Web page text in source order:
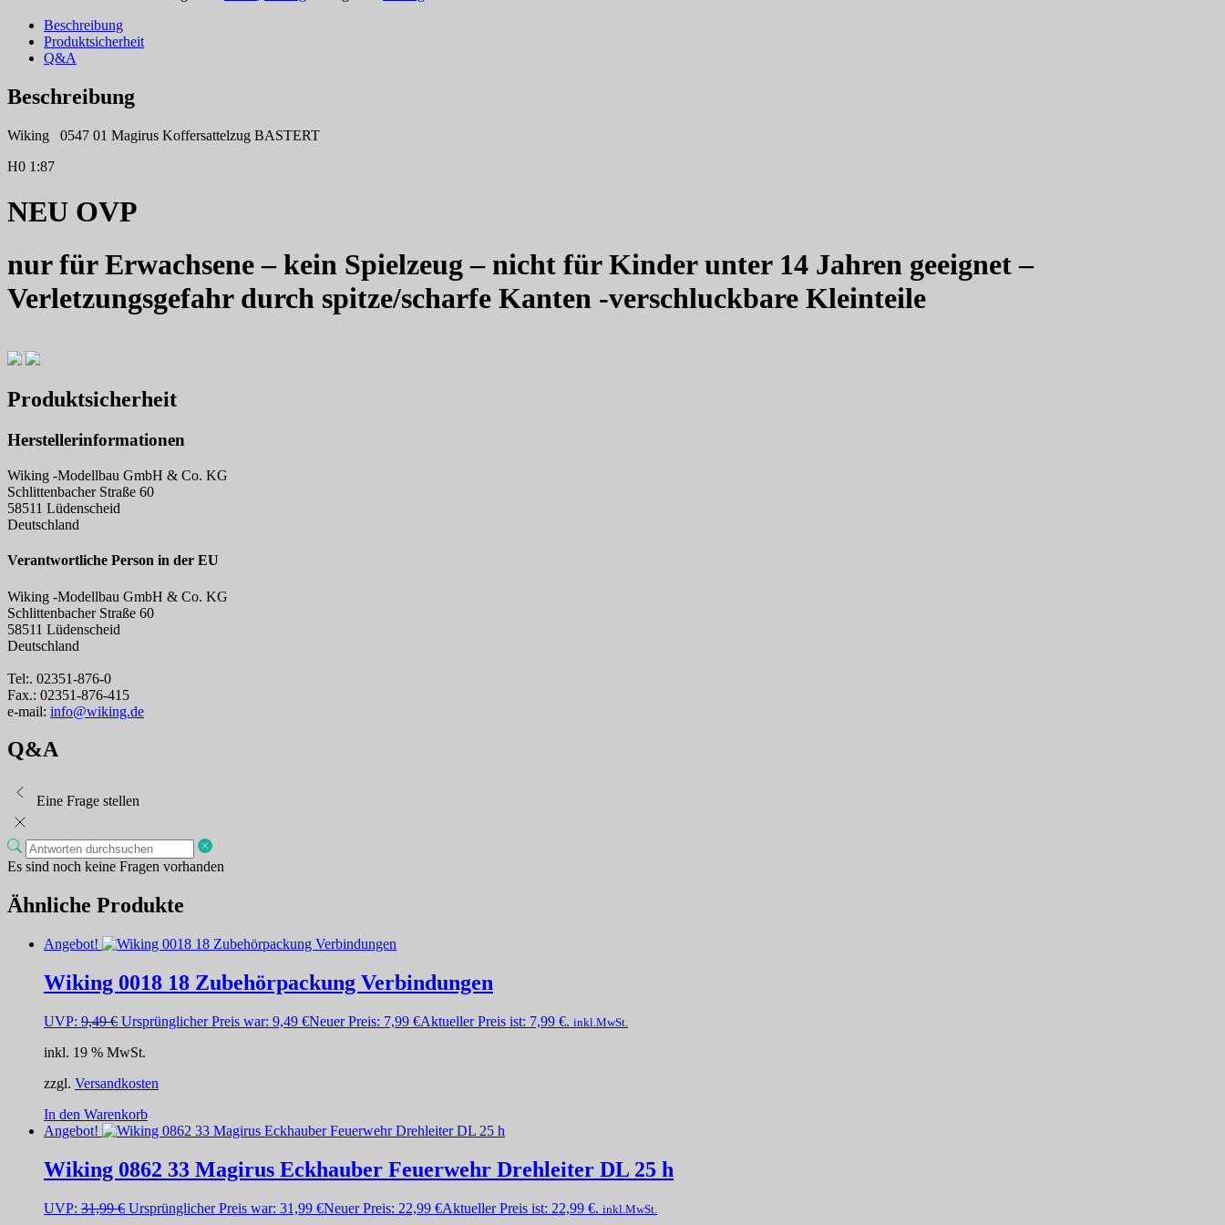
Beschreibung
Produktsicherheit
Q&A
Beschreibung
Wiking 0547 01 Magirus Koffersattelzug BASTERT
H0 1:87
NEU OVP
nur für Erwachsene – kein Spielzeug – nicht für Kinder unter 14 Jahren geeignet –
Verletzungsgefahr durch spitze/scharfe Kanten -verschluckbare Kleinteile
Produktsicherheit
Herstellerinformationen
Wiking -Modellbau GmbH & Co. KG
Schlittenbacher Straße 60
58511 Lüdenscheid
Deutschland
Verantwortliche Person in der EU
Wiking -Modellbau GmbH & Co. KG
Schlittenbacher Straße 60
58511 Lüdenscheid
Deutschland
Tel:. 02351-876-0
Fax.: 02351-876-415
e-mail: info@wiking.de
Q&A
Eine Frage stellen
Es sind noch keine Fragen vorhanden
Ähnliche Produkte
Angebot!
Wiking 0018 18 Zubehörpackung Verbindungen
UVP: 9,49€ Ursprünglicher Preis war: 9,49 €Neuer Preis: 7,99 €Aktueller Preis ist: 7,99 €. inkl.MwSt.
inkl. 19 % MwSt.
zzgl. Versandkosten
In den Warenkorb
Angebot!
Wiking 0862 33 Magirus Eckhauber Feuerwehr Drehleiter DL 25 h
UVP: 31,99€ Ursprünglicher Preis war: 31,99 €Neuer Preis: 22,99 €Aktueller Preis ist: 22,99 €. inkl.MwSt.